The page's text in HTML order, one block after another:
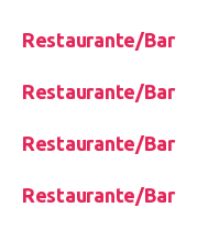
Restaurante/Bar
Restaurante/Bar
Restaurante/Bar
Restaurante/Bar